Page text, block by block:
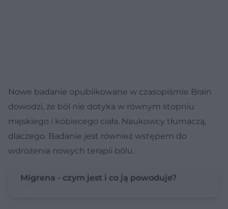
Nowe badanie opublikowane w czasopiśmie Brain
dowodzi, że ból nie dotyka w równym stopniu
męskiego i kobiecego ciała. Naukowcy tłumaczą,
dlaczego. Badanie jest również wstępem do
wdrożenia nowych terapii bólu.
Migrena - czym jest i co ją powoduje?